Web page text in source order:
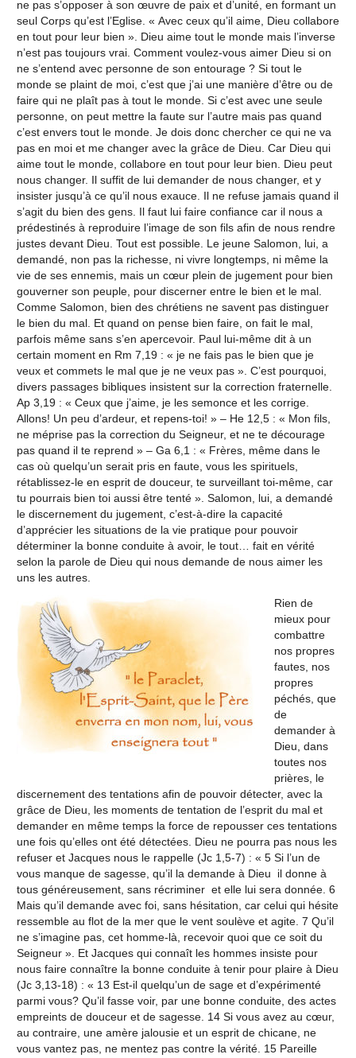
ne pas s’opposer à son œuvre de paix et d’unité, en formant un
seul Corps qu’est l’Eglise. « Avec ceux qu’il aime, Dieu collabore
en tout pour leur bien ». Dieu aime tout le monde mais l’inverse
n’est pas toujours vrai. Comment voulez-vous aimer Dieu si on
ne s’entend avec personne de son entourage ? Si tout le
monde se plaint de moi, c’est que j’ai une manière d’être ou de
faire qui ne plaît pas à tout le monde. Si c’est avec une seule
personne, on peut mettre la faute sur l’autre mais pas quand
c’est envers tout le monde. Je dois donc chercher ce qui ne va
pas en moi et me changer avec la grâce de Dieu. Car Dieu qui
aime tout le monde, collabore en tout pour leur bien. Dieu peut
nous changer. Il suffit de lui demander de nous changer, et y
insister jusqu’à ce qu’il nous exauce. Il ne refuse jamais quand il
s’agit du bien des gens. Il faut lui faire confiance car il nous a
prédestinés à reproduire l’image de son fils afin de nous rendre
justes devant Dieu. Tout est possible. Le jeune Salomon, lui, a
demandé, non pas la richesse, ni vivre longtemps, ni même la
vie de ses ennemis, mais un cœur plein de jugement pour bien
gouverner son peuple, pour discerner entre le bien et le mal.
Comme Salomon, bien des chrétiens ne savent pas distinguer
le bien du mal. Et quand on pense bien faire, on fait le mal,
parfois même sans s’en apercevoir. Paul lui-même dit à un
certain moment en Rm 7,19 : « je ne fais pas le bien que je
veux et commets le mal que je ne veux pas ». C’est pourquoi,
divers passages bibliques insistent sur la correction fraternelle.
Ap 3,19 : « Ceux que j’aime, je les semonce et les corrige.
Allons! Un peu d’ardeur, et repens-toi! » – He 12,5 : « Mon fils,
ne méprise pas la correction du Seigneur, et ne te décourage
pas quand il te reprend » – Ga 6,1 : « Frères, même dans le
cas où quelqu’un serait pris en faute, vous les spirituels,
rétablissez-le en esprit de douceur, te surveillant toi-même, car
tu pourrais bien toi aussi être tenté ». Salomon, lui, a demandé
le discernement du jugement, c’est-à-dire la capacité
d’apprécier les situations de la vie pratique pour pouvoir
déterminer la bonne conduite à avoir, le tout… fait en vérité
selon la parole de Dieu qui nous demande de nous aimer les
uns les autres.
Rien de
mieux pour
combattre
nos propres
fautes, nos
propres
péchés, que
de
demander à
Dieu, dans
toutes nos
prières, le
discernement des tentations afin de pouvoir détecter, avec la
grâce de Dieu, les moments de tentation de l’esprit du mal et
demander en même temps la force de repousser ces tentations
une fois qu’elles ont été détectées. Dieu ne pourra pas nous les
refuser et Jacques nous le rappelle (Jc 1,5-7) : « 5 Si l’un de
vous manque de sagesse, qu’il la demande à Dieu ­ il donne à
tous généreusement, sans récriminer ­ et elle lui sera donnée. 6
Mais qu’il demande avec foi, sans hésitation, car celui qui hésite
ressemble au flot de la mer que le vent soulève et agite. 7 Qu’il
ne s’imagine pas, cet homme-là, recevoir quoi que ce soit du
Seigneur ». Et Jacques qui connaît les hommes insiste pour
nous faire connaître la bonne conduite à tenir pour plaire à Dieu
(Jc 3,13-18) : « 13 Est-il quelqu’un de sage et d’expérimenté
parmi vous? Qu’il fasse voir, par une bonne conduite, des actes
empreints de douceur et de sagesse. 14 Si vous avez au cœur,
au contraire, une amère jalousie et un esprit de chicane, ne
vous vantez pas, ne mentez pas contre la vérité. 15 Pareille